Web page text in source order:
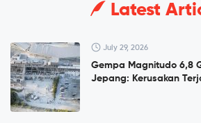
Latest
July 29, 2026
Gempa Magnitudo 6,8
Jepang: Kerusakan